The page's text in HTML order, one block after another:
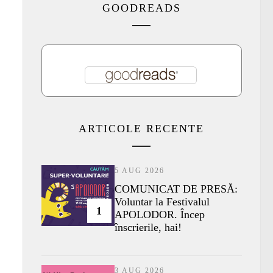
GOODREADS
ARTICOLE RECENTE
1
5 AUG 2026
COMUNICAT DE PRESĂ:
Voluntar la Festivalul
APOLODOR. Încep
înscrierile, hai!
3 AUG 2026